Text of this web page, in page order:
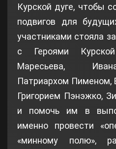
Курской дуге, чтобы
подвигов для
участниками стояла
с Героями
Маресьева,
Патриархом Пименом,
Григорием Пэнэжко,
и помочь им в
именно провести
«минному полю»,